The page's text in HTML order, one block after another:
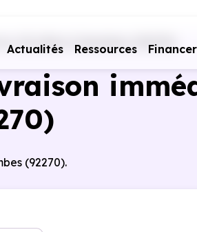
Actualités Ressources Financer
(92) Bois-Colombes (92270)
(92270).